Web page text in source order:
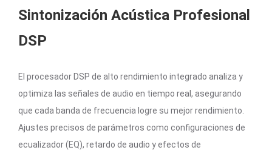
Sintonización Acústica Profesional
DSP
El procesador DSP de alto rendimiento integrado analiza y
optimiza las señales de audio en tiempo real, asegurando
que cada banda de frecuencia logre su mejor rendimiento.
Ajustes precisos de parámetros como configuraciones de
ecualizador (EQ), retardo de audio y efectos de